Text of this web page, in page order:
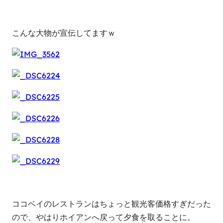
こんな大物が宣伝してますｗ
ココベイのレストランはちょっと観光客価格すぎだった
ので、やはりホイアンへ戻って夕食を取ることに。